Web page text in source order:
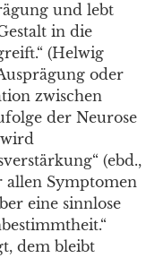
und lebt
in die
(Helwig
oder
zwischen
der Neurose
(ebd.,
allen Symptomen
eine sinnlose
dem bleibt